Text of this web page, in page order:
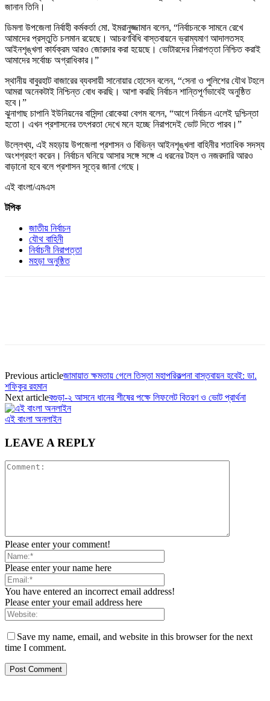
জানান তিনি।
ডিমলা উপজেলা নির্বাহী কর্মকর্তা মো. ইমরানুজ্জামান বলেন, “নির্বাচনকে সামনে রেখে
আমাদের প্রস্তুতি চলমান রয়েছে। আচরণবিধি বাস্তবায়নে ভ্রাম্যমাণ আদালতসহ
আইনশৃঙ্খলা কার্যক্রম আরও জোরদার করা হয়েছে। ভোটারদের নিরাপত্তা নিশ্চিত করাই
আমাদের সর্বোচ্চ অগ্রাধিকার।”
স্থানীয় বাবুরহাট বাজারের ব্যবসায়ী সানোয়ার হোসেন বলেন, “সেনা ও পুলিশের যৌথ টহলে
আমরা অনেকটাই নিশ্চিন্ত বোধ করছি। আশা করছি নির্বাচন শান্তিপূর্ণভাবেই অনুষ্ঠিত
হবে।”
ঝুনাগাছ চাপানি ইউনিয়নের বাসিন্দা রোকেয়া বেগম বলেন, “আগে নির্বাচন এলেই দুশ্চিন্তা
হতো। এখন প্রশাসনের তৎপরতা দেখে মনে হচ্ছে নিরাপদেই ভোট দিতে পারব।”
উল্লেখ্য, এই মহড়ায় উপজেলা প্রশাসন ও বিভিন্ন আইনশৃঙ্খলা বাহিনীর শতাধিক সদস্য
অংশগ্রহণ করেন। নির্বাচন ঘনিয়ে আসার সঙ্গে সঙ্গে এ ধরনের টহল ও নজরদারি আরও
বাড়ানো হবে বলে প্রশাসন সূত্রে জানা গেছে।
এই বাংলা/এমএস
টপিক
জাতীয় নির্বাচন
যৌথ বাহিনী
নির্বাচনী নিরাপত্তা
মহড়া অনুষ্ঠিত
Previous articleজামায়াত ক্ষমতায় গেলে তিস্তা মহাপরিকল্পনা বাস্তবায়ন হবেই: ডা.
শফিকুর রহমান
Next articleবগুড়া-২ আসনে ধানের শীষের পক্ষে লিফলেট বিতরণ ও ভোট প্রার্থনা
এই বাংলা অনলাইন
LEAVE A REPLY
Please enter your comment!
Please enter your name here
You have entered an incorrect email address!
Please enter your email address here
Save my name, email, and website in this browser for the next
time I comment.